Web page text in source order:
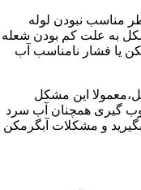
مناسب نبودن لوله
به علت کم بودن شعله
یا فشار نامناسب آب
این مشکل
گیری همچنان آب سرد
و مشکلات آبگرمکن